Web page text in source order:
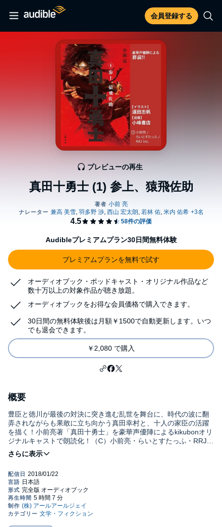
会員登録する
真田十勇士 (1) 参上、猿飛佐助
プレビューの再生
Audibleプレミアムプラン30日間無料体験
プレミアムプランを無料で試す
オーディオブック・ポッドキャスト・オリジナル作品など
数十万以上の対象作品が聴き放題。
オーディオブックをお得な会員価格で購入できます。
30日間の無料体験後は月額￥1500で自動更新します。いつ
でも退会できます。
￥2,080 で購入
概要
豊臣と徳川が最後の対決に突き進む乱世を舞台に、時代の波に翻
弄されながらも果敢に立ち向かう真田幸村と、十人の家臣の活躍
を描く！小前亮著「真田十勇士」を豪華声優陣によるkikubonオリ
ジナルキャストで朗読化！（C）小前亮・らいとすたっふ・RRJ
Inc.